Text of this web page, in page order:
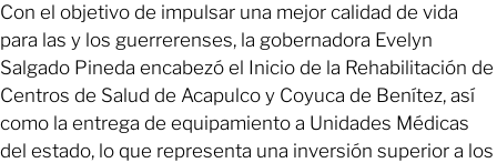
Con el objetivo de impulsar una mejor calidad de vida
para las y los guerrerenses, la gobernadora Evelyn
Salgado Pineda encabezó el Inicio de la Rehabilitación de
Centros de Salud de Acapulco y Coyuca de Benítez, así
como la entrega de equipamiento a Unidades Médicas
del estado, lo que representa una inversión superior a los